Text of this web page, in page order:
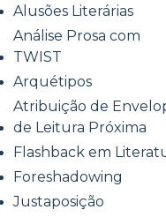
Alusões Literárias
Análise Prosa com
TWIST
Arquétipos
Atribuição de
de Leitura Próxima
Flashback em
Foreshadowing
Justaposição